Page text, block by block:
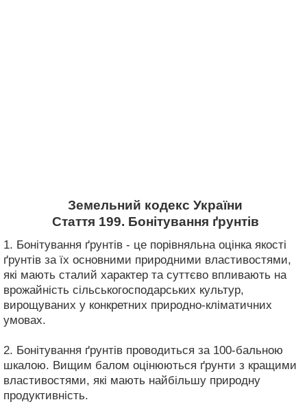
Земельний кодекс України
Стаття 199. Бонітування ґрунтів
1. Бонітування ґрунтів - це порівняльна оцінка якості
ґрунтів за їх основними природними властивостями,
які мають сталий характер та суттєво впливають на
врожайність сільськогосподарських культур,
вирощуваних у конкретних природно-кліматичних
умовах.
2. Бонітування ґрунтів проводиться за 100-бальною
шкалою. Вищим балом оцінюються ґрунти з кращими
властивостями, які мають найбільшу природну
продуктивність.